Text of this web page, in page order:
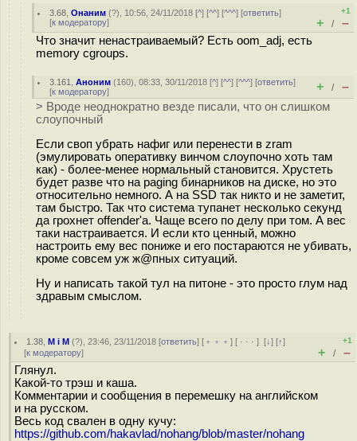
3.68 ,Онаним (?), 10:56, 24/11/2018 [^] [^^] [^^^] [ответить]
[к модератору]
+1
+ / –
Что значит ненастраиваемый? Есть oom_adj, есть
memory cgroups.
3.161 ,Аноним (160), 08:33, 30/11/2018 [^] [^^] [^^^] [ответить]
[к модератору] + / –
> Вроде неоднократно везде писали, что он слишком
слоупочный
Если своп убрать нафиг или перенести в zram
(эмулировать оперативку винчом слоупочно хоть там
как) - более-менее нормальный становится. Хрустеть
будет разве что на paging бинарников на диске, но это
относительно немного. А на SSD так никто и не заметит,
там быстро. Так что система тупанет несколько секунд
да грохнет offender'а. Чаще всего по делу при том. А вес
таки настраивается. И если кто ценный, можно
настроить ему вес пониже и его постараются не убивать,
кроме совсем уж ж@пных ситуаций.
Ну и написать такой тул на питоне - это просто глум над
здравым смыслом.
1.38 ,M i M (?), 23:46, 23/11/2018 [ответить] [ ﹢﹢﹢] [ · · ·][↓] [↑]
[к модератору]
+1
+ / –
Глянул.
Какой-то трэш и каша.
Комментарии и сообщения в перемешку на английском
и на русском.
Весь код свален в одну кучу:
https://github.com/hakavlad/nohang/blob/master/nohang